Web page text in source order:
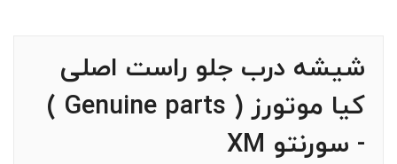
شيشه درب جلو راست اصلی
کیا موتورز ( Genuine parts )
- سورنتو XM